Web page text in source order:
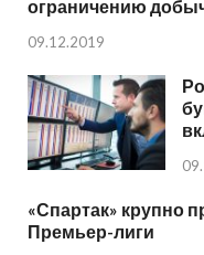
ограничению
09.12.2019
«Спартак» крупно
Премьер-лиги